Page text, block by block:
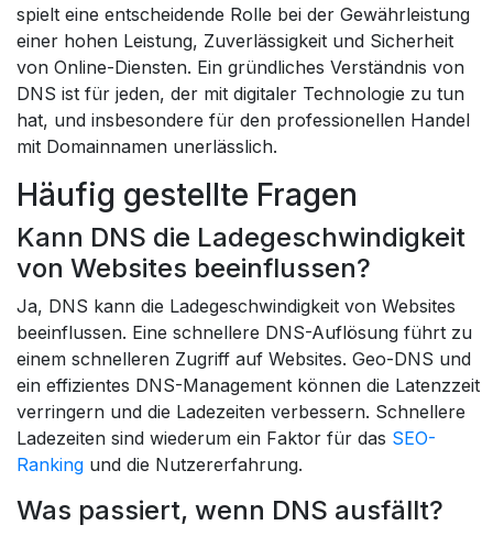
spielt eine entscheidende Rolle bei der Gewährleistung
einer hohen Leistung, Zuverlässigkeit und Sicherheit
von Online-Diensten. Ein gründliches Verständnis von
DNS ist für jeden, der mit digitaler Technologie zu tun
hat, und insbesondere für den professionellen Handel
mit Domainnamen unerlässlich.
Häufig gestellte Fragen
Kann DNS die Ladegeschwindigkeit
von Websites beeinflussen?
Ja, DNS kann die Ladegeschwindigkeit von Websites
beeinflussen. Eine schnellere DNS-Auflösung führt zu
einem schnelleren Zugriff auf Websites. Geo-DNS und
ein effizientes DNS-Management können die Latenzzeit
verringern und die Ladezeiten verbessern. Schnellere
Ladezeiten sind wiederum ein Faktor für das SEO-
Ranking und die Nutzererfahrung.
Was passiert, wenn DNS ausfällt?